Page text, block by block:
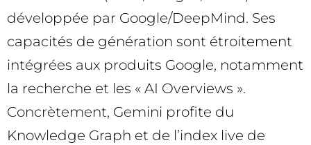
développée par Google/DeepMind. Ses
capacités de génération sont étroitement
intégrées aux produits Google, notamment
la recherche et les « AI Overviews ».
Concrètement, Gemini profite du
Knowledge Graph et de l’index live de